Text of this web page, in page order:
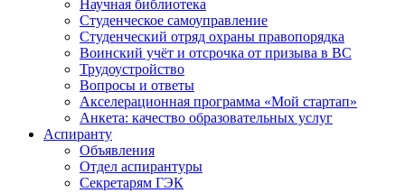
Научная библиотека
Студенческое самоуправление
Студенческий отряд охраны правопорядка
Воинский учёт и отсрочка от призыва в ВС
Трудоустройство
Вопросы и ответы
Акселерационная программа «Мой стартап»
Анкета: качество образовательных услуг
Аспиранту
Объявления
Отдел аспирантуры
Секретарям ГЭК